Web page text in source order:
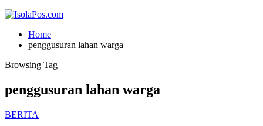
Home
penggusuran lahan warga
Browsing Tag
penggusuran lahan warga
BERITA